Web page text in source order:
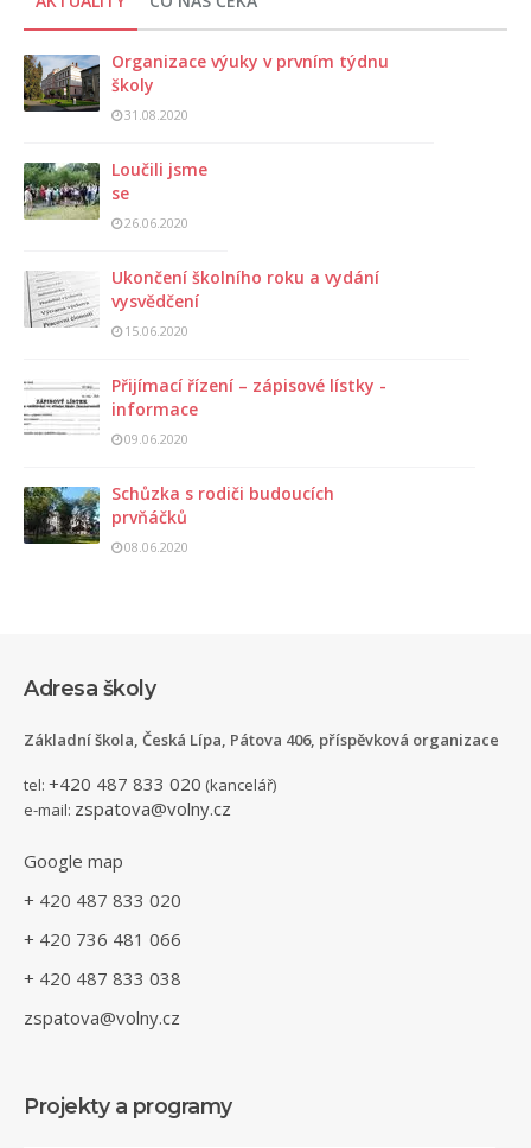
Organizace výuky v prvním týdnu
školy
31.08.2020
Loučili jsme
se
26.06.2020
Ukončení školního roku a vydání
vysvědčení
15.06.2020
Přijímací řízení – zápisové lístky -
informace
09.06.2020
Schůzka s rodiči budoucích
prvňáčků
08.06.2020
Adresa školy
Základní škola, Česká Lípa, Pátova 406, příspěvková organizace
tel: +420 487 833 020 (kancelář)
e-mail: zspatova@volny.cz
Google map
+ 420 487 833 020
+ 420 736 481 066
+ 420 487 833 038
zspatova@volny.cz
Projekty a programy